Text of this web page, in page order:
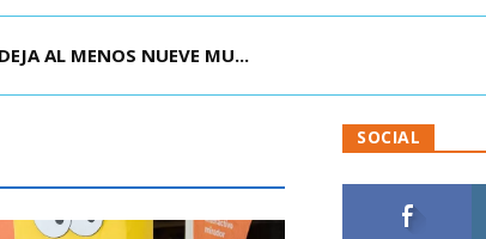
A ASUNCIÓN DE ABELA...
SOCIAL